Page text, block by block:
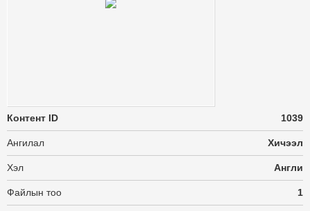
Контент ID 1039
Ангилал Хичээл
Хэл Англи
Файлын тоо 1